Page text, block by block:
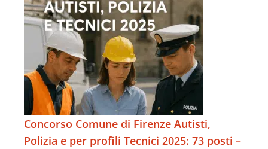
Concorso Comune di Firenze Autisti,
Polizia e per profili Tecnici 2025: 73 posti –